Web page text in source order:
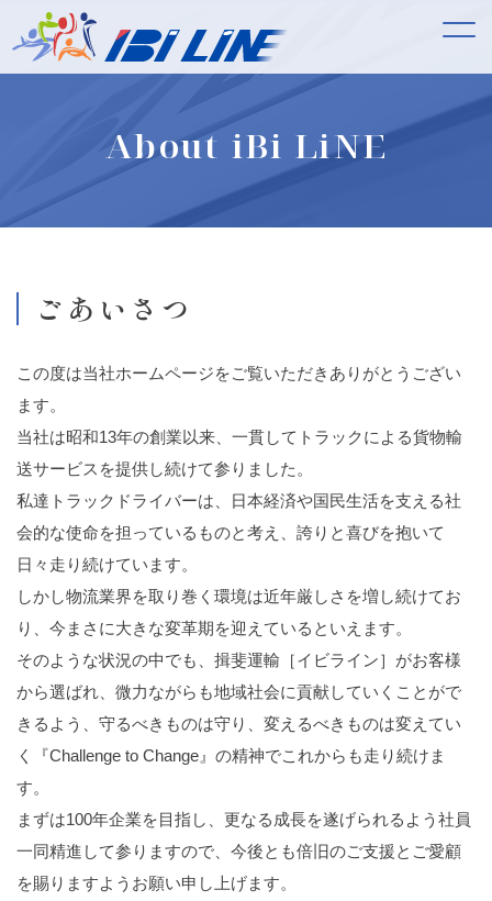
About iBi LiNE
ごあいさつ
この度は当社ホームページをご覧いただきありがとうござい
ます。
当社は昭和13年の創業以来、一貫してトラックによる貨物輸
送サービスを提供し続けて参りました。
私達トラックドライバーは、日本経済や国民生活を支える社
会的な使命を担っているものと考え、誇りと喜びを抱いて
日々走り続けています。
しかし物流業界を取り巻く環境は近年厳しさを増し続けてお
り、今まさに大きな変革期を迎えているといえます。
そのような状況の中でも、揖斐運輸［イビライン］がお客様
から選ばれ、微力ながらも地域社会に貢献していくことがで
きるよう、守るべきものは守り、変えるべきものは変えてい
く『Challenge to Change』の精神でこれからも走り続けま
す。
まずは100年企業を目指し、更なる成長を遂げられるよう社員
一同精進して参りますので、今後とも倍旧のご支援とご愛顧
を賜りますようお願い申し上げます。